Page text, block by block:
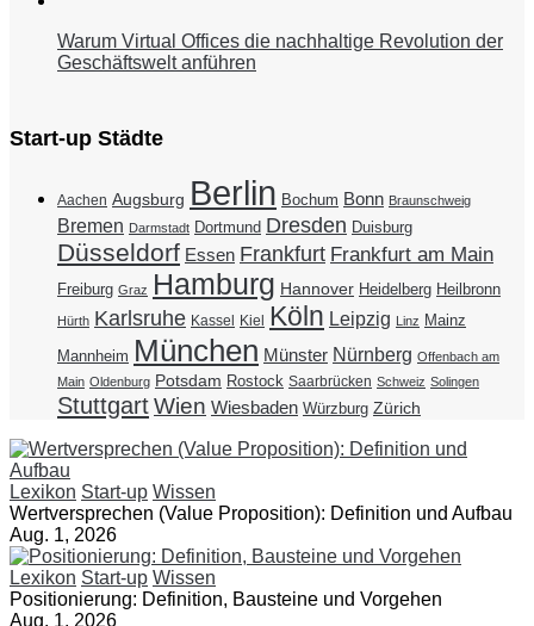
Warum Virtual Offices die nachhaltige Revolution der
Geschäftswelt anführen
Start-up Städte
Aachen Augsburg Berlin Bochum Bonn Braunschweig
Bremen Darmstadt Dortmund Dresden Duisburg
Düsseldorf Essen Frankfurt Frankfurt am Main
Freiburg Graz Hamburg Hannover Heidelberg Heilbronn
Hürth Karlsruhe Kassel Kiel Köln Leipzig Linz Mainz
Mannheim München Münster Nürnberg Offenbach am
Main Oldenburg Potsdam Rostock Saarbrücken Schweiz Solingen
StuttgartWien Wiesbaden Würzburg Zürich
Lexikon Start-up Wissen
Wertversprechen (Value Proposition): Definition und Aufbau
Aug. 1, 2026
Lexikon Start-up Wissen
Positionierung: Definition, Bausteine und Vorgehen
Aug. 1, 2026